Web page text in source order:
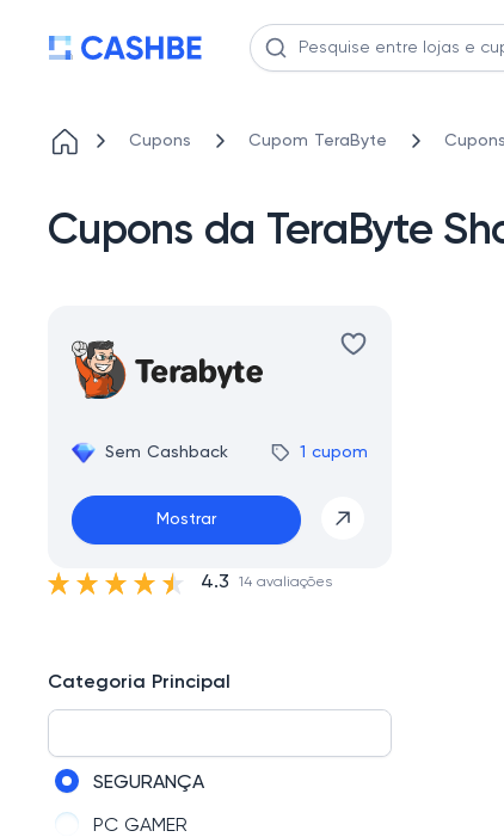
Cupons Cupom TeraByte
Cupons da TeraByte
Sem Cashback 1 cupom
Mostrar
4.3 14 avaliações
Categoria Principal
SEGURANÇA
PC GAMER